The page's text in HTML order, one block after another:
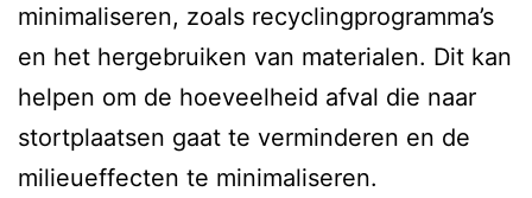
minimaliseren, zoals recyclingprogramma’s
en het hergebruiken van materialen. Dit kan
helpen om de hoeveelheid afval die naar
stortplaatsen gaat te verminderen en de
milieueffecten te minimaliseren.